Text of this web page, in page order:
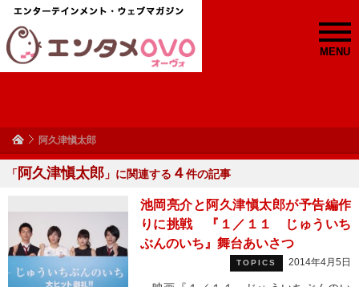
MENU
阿久津愼太郎
「 阿久津愼太郎 」に関連する ４件の記事
池岡亮介と阿久津愼太郎が予告編作
りに挑戦 『１／１１ じゅういち
ぶんのいち』舞台あいさつ
TOPICS 2014年4月5日